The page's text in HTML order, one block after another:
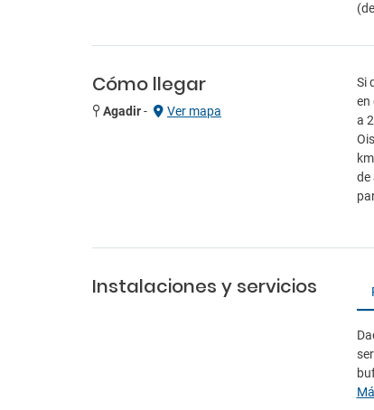
Cómo llegar
Agadir- Ver mapa
Si
en
a
de
Instalaciones y servicios